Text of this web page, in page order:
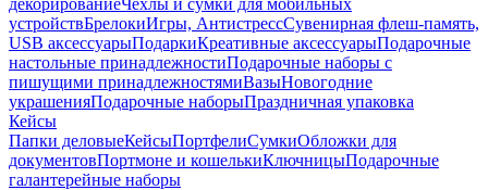
декорированиеЧехлы и сумки для мобильных
устройствБрелокиИгры, АнтистрессСувенирная флеш-память,
USB аксессуарыПодаркиКреативные аксессуарыПодарочные
настольные принадлежностиПодарочные наборы с
пишущими принадлежностямиВазыНовогодние
украшенияПодарочные наборыПраздничная упаковка
Кейсы
Папки деловыеКейсыПортфелиСумкиОбложки для
документовПортмоне и кошелькиКлючницыПодарочные
галантерейные наборы